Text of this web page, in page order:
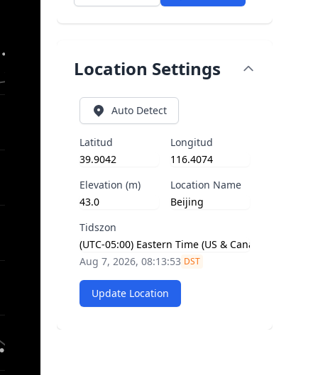
Location Settings
Auto Detect
Latitud Longitud
Elevation (m) Location Name
Tidszon
Aug 7, 2026, 08:13:54 DST
Update Location